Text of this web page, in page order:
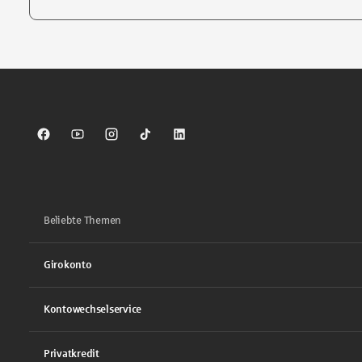
Sparkasse auf Facebook
Sparkasse auf Youtube
Sparkasse auf Instagram
Sparkasse auf TikTok
Sparkasse auf LinkedIn
Beliebte Themen
Girokonto
Kontowechselservice
Privatkredit